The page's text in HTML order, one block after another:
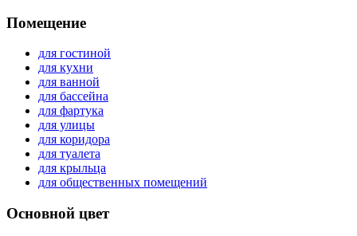
Помещение
для гостиной
для кухни
для ванной
для бассейна
для фартука
для улицы
для коридора
для туалета
для крыльца
для общественных помещений
Основной цвет